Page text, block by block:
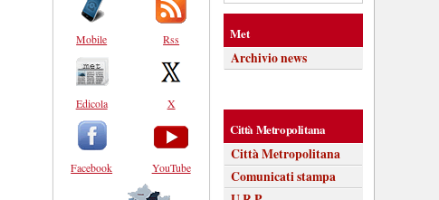
Mobile
Edicola
Facebook
Rss
X
YouTube
Met
Archivio news
Città Metropolitana
Città Metropolitana
Comunicati stampa